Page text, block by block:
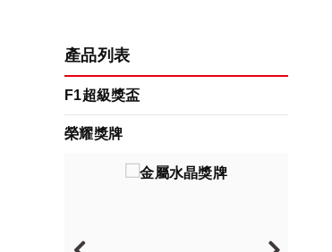
產品列表
F1超級獎盃
榮耀獎牌